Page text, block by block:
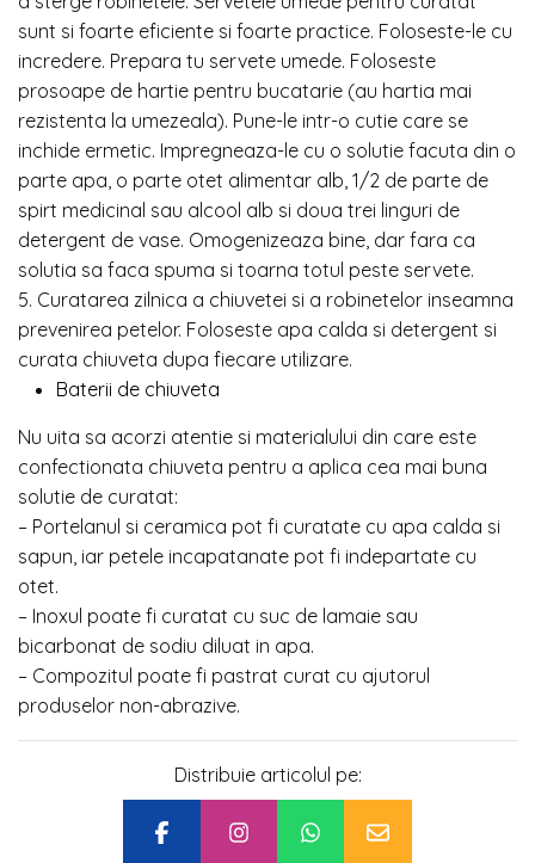
sunt si foarte eficiente si foarte practice. Foloseste-le cu
incredere. Prepara tu servete umede. Foloseste
prosoape de hartie pentru bucatarie (au hartia mai
rezistenta la umezeala). Pune-le intr-o cutie care se
inchide ermetic. Impregneaza-le cu o solutie facuta din o
parte apa, o parte otet alimentar alb, 1/2 de parte de
spirt medicinal sau alcool alb si doua trei linguri de
detergent de vase. Omogenizeaza bine, dar fara ca
solutia sa faca spuma si toarna totul peste servete.
5. Curatarea zilnica a chiuvetei si a robinetelor inseamna
prevenirea petelor. Foloseste apa calda si detergent si
curata chiuveta dupa fiecare utilizare.
Baterii de chiuveta
Nu uita sa acorzi atentie si materialului din care este
confectionata chiuveta pentru a aplica cea mai buna
solutie de curatat:
– Portelanul si ceramica pot fi curatate cu apa calda si
sapun, iar petele incapatanate pot fi indepartate cu
otet.
– Inoxul poate fi curatat cu suc de lamaie sau
bicarbonat de sodiu diluat in apa.
– Compozitul poate fi pastrat curat cu ajutorul
produselor non-abrazive.
Distribuie articolul pe: